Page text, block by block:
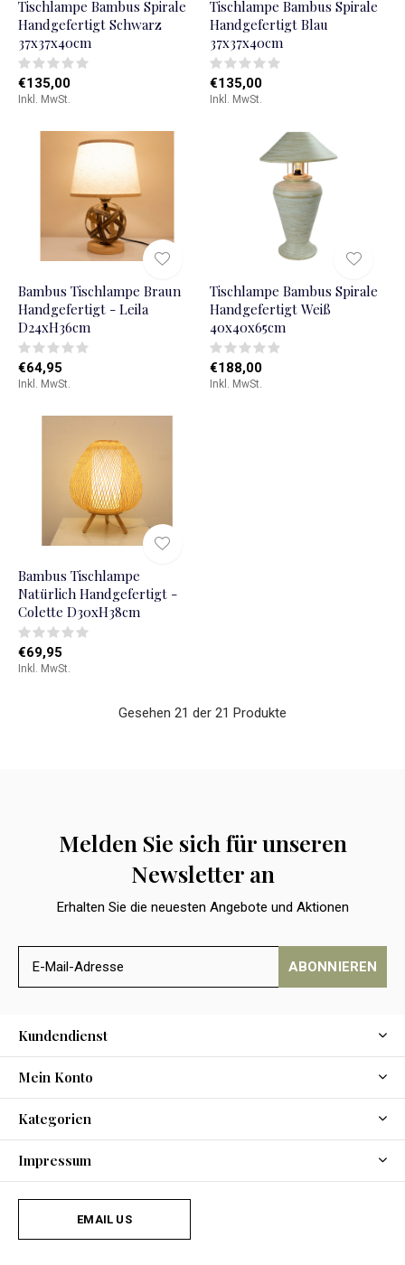
Tischlampe Bambus Spirale
Handgefertigt Schwarz
37x37x40cm
€135,00
Inkl. MwSt.
Tischlampe Bambus Spirale
Handgefertigt Blau
37x37x40cm
€135,00
Inkl. MwSt.
Bambus Tischlampe Braun
Handgefertigt - Leila
D24xH36cm
€64,95
Inkl. MwSt.
Tischlampe Bambus Spirale
Handgefertigt Weiß
40x40x65cm
€188,00
Inkl. MwSt.
Bambus Tischlampe
Natürlich Handgefertigt -
Colette D30xH38cm
€69,95
Inkl. MwSt.
Gesehen 21 der 21 Produkte
Melden Sie sich für unseren
Newsletter an
Erhalten Sie die neuesten Angebote und Aktionen
ABONNIEREN
Kundendienst
Mein Konto
Kategorien
Impressum
EMAIL US